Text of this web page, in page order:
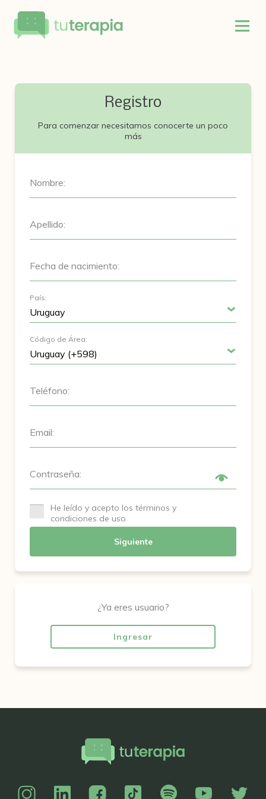
Registro
Para comenzar necesitamos conocerte un poco
más
Nombre:
Apellido:
Fecha de nacimiento:
País:
Código de Área:
Teléfono:
Email:
Contraseña:
He leído y acepto los términos y
condiciones de uso
Siguiente
¿Ya eres usuario?
Ingresar